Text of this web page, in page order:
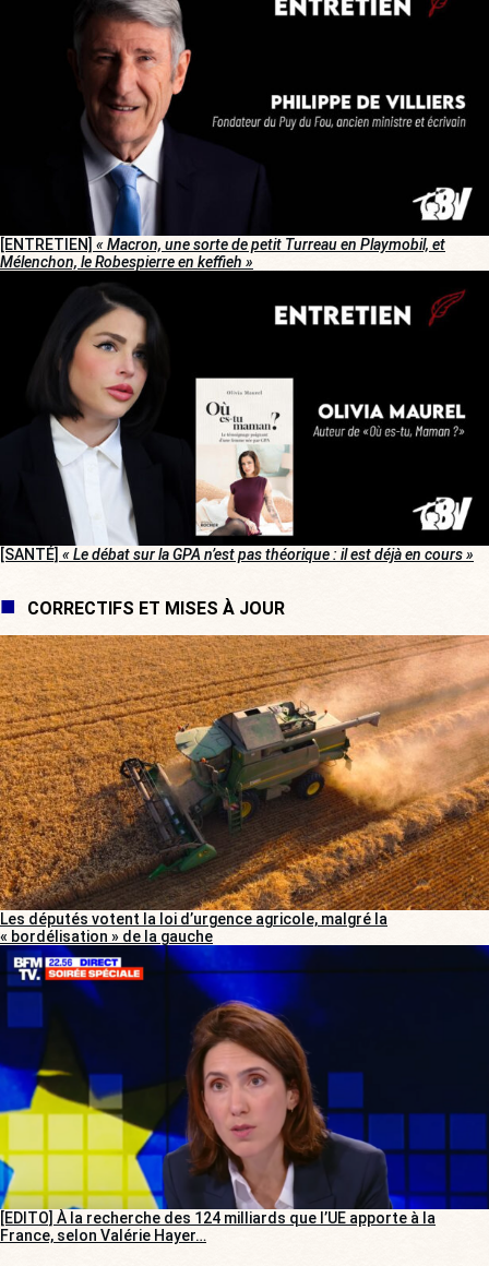
[ENTRETIEN] « Macron, une sorte de petit Turreau en Playmobil, et
Mélenchon, le Robespierre en keffieh »
[SANTÉ] « Le débat sur la GPA n’est pas théorique : il est déjà en cours »
CORRECTIFS ET MISES À JOUR
Les députés votent la loi d’urgence agricole, malgré la
« bordélisation » de la gauche
[EDITO] À la recherche des 124 milliards que l’UE apporte à la
France, selon Valérie Hayer…